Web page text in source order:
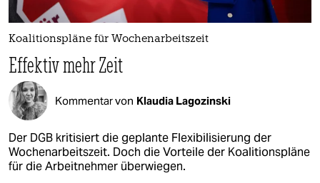
Koalitionspläne für Wochenarbeitszeit
Effektiv mehr Zeit
Kommentar von Klaudia Lagozinski
Der DGB kritisiert die geplante Flexibilisierung der
Wochenarbeitszeit. Doch die Vorteile der Koalitionspläne
für die Arbeitnehmer überwiegen.